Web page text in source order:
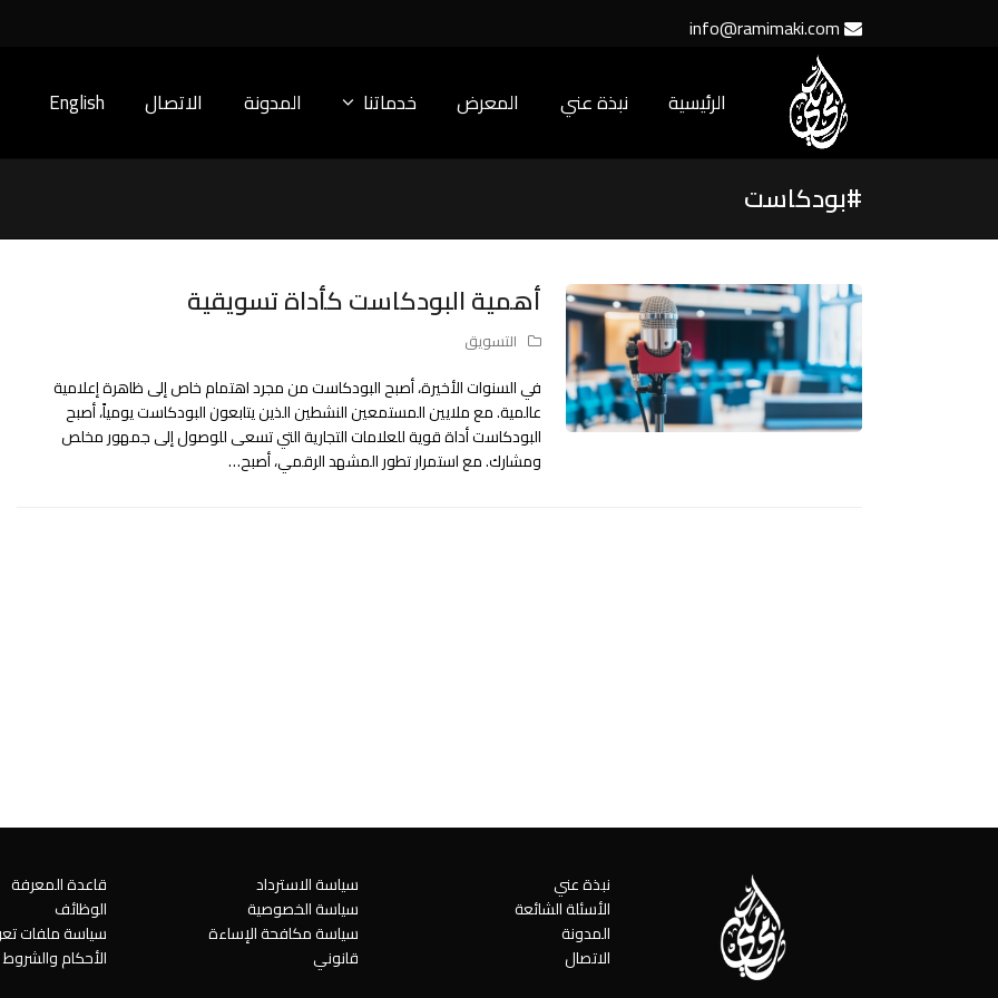
info@ramimaki.com
الرئيسية نبذة عني المعرض خدماتنا المدونة الاتصال English
#بودكاست
أهمية البودكاست كأداة تسويقية
التسويق
في السنوات الأخيرة، أصبح البودكاست من مجرد اهتمام خاص إلى ظاهرة إعلامية
عالمية. مع ملايين المستمعين النشطين الذين يتابعون البودكاست يومياً، أصبح
البودكاست أداة قوية للعلامات التجارية التي تسعى للوصول إلى جمهور مخلص
ومشارك. مع استمرار تطور المشهد الرقمي، أصبح…
نبذة عني
الأسئلة الشائعة
المدونة
الاتصال
سياسة الاسترداد
سياسة الخصوصية
سياسة مكافحة الإساءة
قانوني
قاعدة المعرفة
الوظائف
سياسة ملفات
الأحكام والشروط